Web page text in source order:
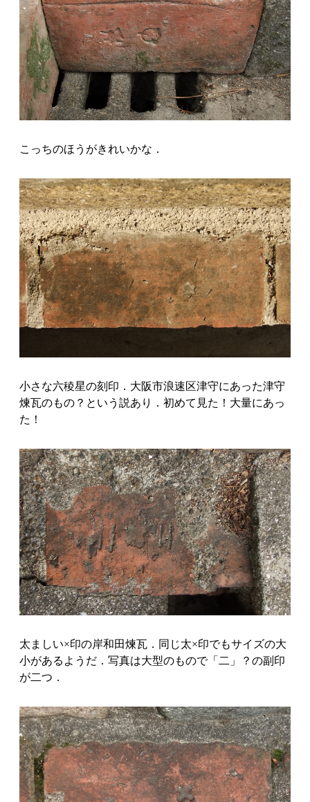
こっちのほうがきれいかな．
小さな六稜星の刻印．大阪市浪速区津守にあった津守
煉瓦のもの？という説あり．初めて見た！大量にあっ
た！
太ましい×印の岸和田煉瓦．同じ太×印でもサイズの大
小があるようだ．写真は大型のもので「二」？の副印
が二つ．